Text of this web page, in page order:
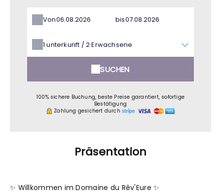
Von bis
1unterkunft /2Erwachsene
SUCHEN
100% sichere Buchung, beste Preise garantiert, sofortige
Bestätigung
Zahlung gesichert durch
Präsentation
✨ Willkommen im Domaine du Rêv'Eure ✨